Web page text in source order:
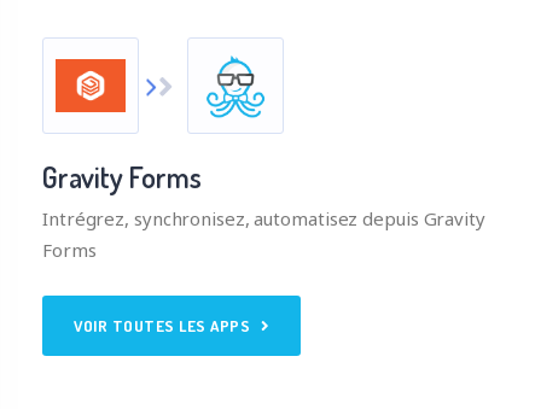
Gravity Forms
Intrégrez, synchronisez, automatisez depuis Gravity
Forms
VOIR TOUTES LES APPS